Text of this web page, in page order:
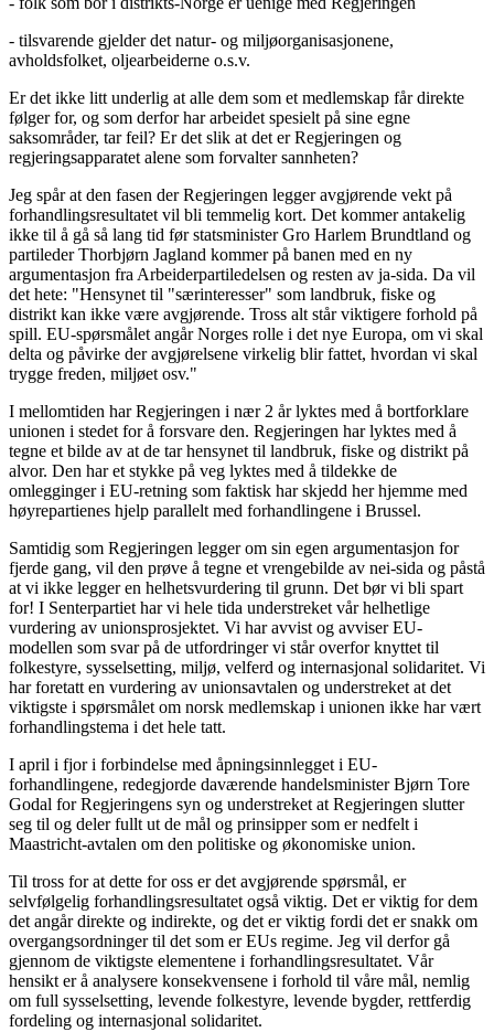
- tilsvarende gjelder det natur- og miljøorganisasjonene,
avholdsfolket, oljearbeiderne o.s.v.
Er det ikke litt underlig at alle dem som et medlemskap får direkte
følger for, og som derfor har arbeidet spesielt på sine egne
saksområder, tar feil? Er det slik at det er Regjeringen og
regjeringsapparatet alene som forvalter sannheten?
Jeg spår at den fasen der Regjeringen legger avgjørende vekt på
forhandlingsresultatet vil bli temmelig kort. Det kommer antakelig
ikke til å gå så lang tid før statsminister Gro Harlem Brundtland og
partileder Thorbjørn Jagland kommer på banen med en ny
argumentasjon fra Arbeiderpartiledelsen og resten av ja-sida. Da vil
det hete: "Hensynet til "særinteresser" som landbruk, fiske og
distrikt kan ikke være avgjørende. Tross alt står viktigere forhold på
spill. EU-spørsmålet angår Norges rolle i det nye Europa, om vi skal
delta og påvirke der avgjørelsene virkelig blir fattet, hvordan vi skal
trygge freden, miljøet osv."
I mellomtiden har Regjeringen i nær 2 år lyktes med å bortforklare
unionen i stedet for å forsvare den. Regjeringen har lyktes med å
tegne et bilde av at de tar hensynet til landbruk, fiske og distrikt på
alvor. Den har et stykke på veg lyktes med å tildekke de
omlegginger i EU-retning som faktisk har skjedd her hjemme med
høyrepartienes hjelp parallelt med forhandlingene i Brussel.
Samtidig som Regjeringen legger om sin egen argumentasjon for
fjerde gang, vil den prøve å tegne et vrengebilde av nei-sida og påstå
at vi ikke legger en helhetsvurdering til grunn. Det bør vi bli spart
for! I Senterpartiet har vi hele tida understreket vår helhetlige
vurdering av unionsprosjektet. Vi har avvist og avviser EU-
modellen som svar på de utfordringer vi står overfor knyttet til
folkestyre, sysselsetting, miljø, velferd og internasjonal solidaritet. Vi
har foretatt en vurdering av unionsavtalen og understreket at det
viktigste i spørsmålet om norsk medlemskap i unionen ikke har vært
forhandlingstema i det hele tatt.
I april i fjor i forbindelse med åpningsinnlegget i EU-
forhandlingene, redegjorde daværende handelsminister Bjørn Tore
Godal for Regjeringens syn og understreket at Regjeringen slutter
seg til og deler fullt ut de mål og prinsipper som er nedfelt i
Maastricht-avtalen om den politiske og økonomiske union.
Til tross for at dette for oss er det avgjørende spørsmål, er
selvfølgelig forhandlingsresultatet også viktig. Det er viktig for dem
det angår direkte og indirekte, og det er viktig fordi det er snakk om
overgangsordninger til det som er EUs regime. Jeg vil derfor gå
gjennom de viktigste elementene i forhandlingsresultatet. Vår
hensikt er å analysere konsekvensene i forhold til våre mål, nemlig
om full sysselsetting, levende folkestyre, levende bygder, rettferdig
fordeling og internasjonal solidaritet.